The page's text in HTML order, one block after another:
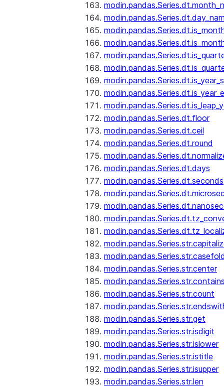
modin.pandas.Series.dt.floor
modin.pandas.Series.dt.ceil
modin.pandas.Series.dt.round
modin.pandas.Series.dt.days
modin.pandas.Series.dt.seconds
modin.pandas.Series.str.center
modin.pandas.Series.str.count
modin.pandas.Series.str.get
modin.pandas.Series.str.isdigit
modin.pandas.Series.str.islower
modin.pandas.Series.str.istitle
modin.pandas.Series.str.isupper
modin.pandas.Series.str.len